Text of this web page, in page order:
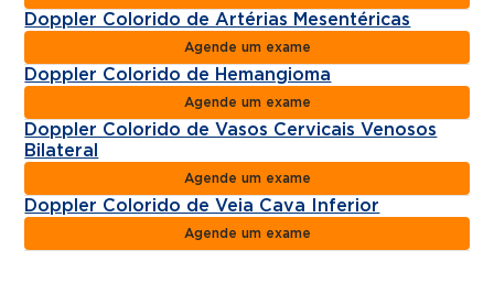
Doppler Colorido de Artérias Mesentéricas
Agende um exame
Doppler Colorido de Hemangioma
Agende um exame
Doppler Colorido de Vasos Cervicais Venosos
Bilateral
Agende um exame
Doppler Colorido de Veia Cava Inferior
Agende um exame